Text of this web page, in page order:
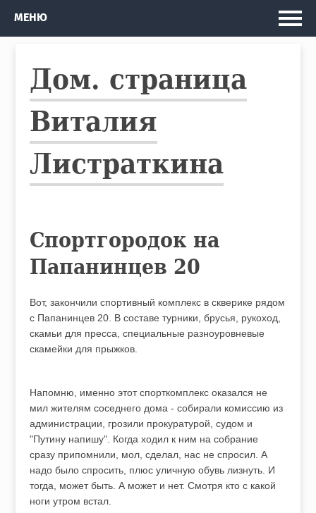
Рассказы и Повести
Изданные книги
Автобус
Кто я
МЕНЮ
Дом. страница
Виталия
Листраткина
Спортгородок на
Папанинцев 20
Вот, закончили спортивный комплекс в скверике рядом
с Папанинцев 20. В составе турники, брусья, рукоход,
скамьи для пресса, специальные разноуровневые
скамейки для прыжков.
Напомню, именно этот спорткомплекс оказался не
мил жителям соседнего дома - собирали комиссию из
администрации, грозили прокуратурой, судом и
"Путину напишу". Когда ходил к ним на собрание
сразу припомнили, мол, сделал, нас не спросил. А
надо было спросить, плюс уличную обувь лизнуть. И
тогда, может быть. А может и нет. Смотря кто с какой
ноги утром встал.